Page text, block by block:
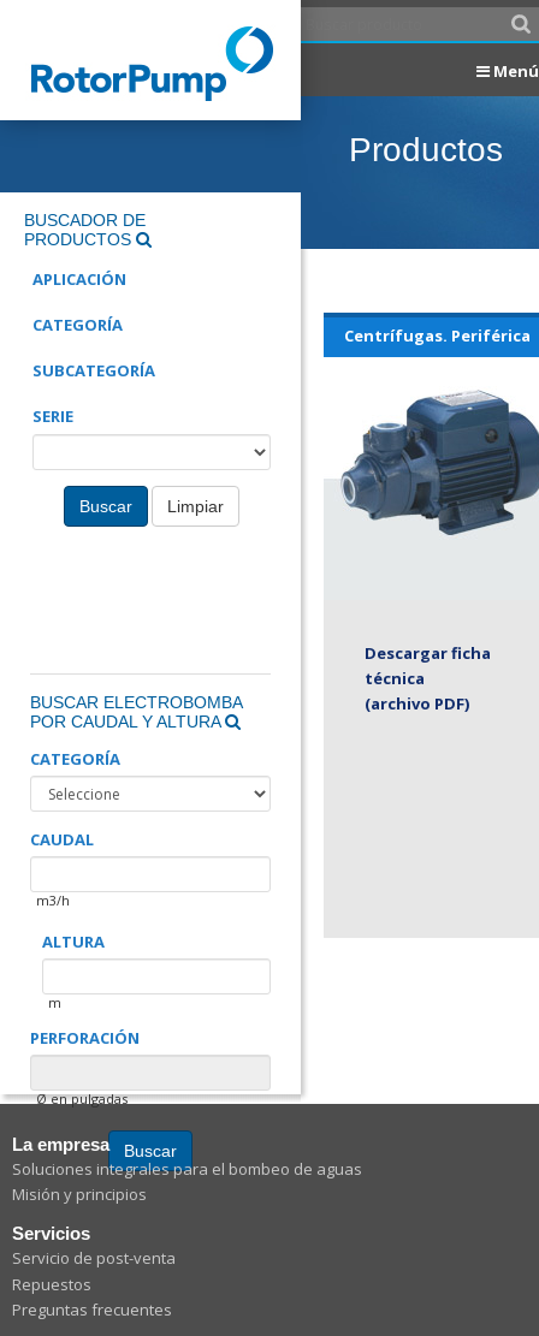
Menú
BUSCADOR DE
PRODUCTOS
APLICACIÓN
CATEGORÍA
SUBCATEGORÍA
SERIE
Buscar Limpiar
BUSCAR ELECTROBOMBA
POR CAUDAL Y ALTURA
CATEGORÍA
CAUDAL
m3/h
ALTURA
m
PERFORACIÓN
Ø en pulgadas
Buscar
Productos
Centrífugas. Periférica
Descargar ficha
técnica
(archivo PDF)
La empresa
Soluciones integrales para el bombeo de aguas
Misión y principios
Servicios
Servicio de post-venta
Repuestos
Preguntas frecuentes